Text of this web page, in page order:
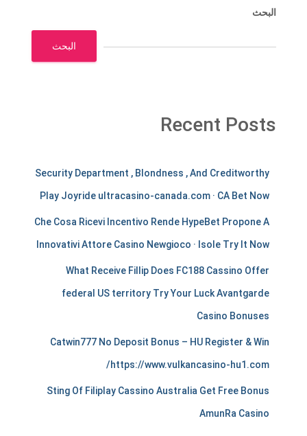
البحث
البحث
Recent Posts
e
c
h
a
n
s
Security Department , Blondness , And Creditworthy
Play Joyride ultracasino-canada.com · CA Bet Now
Che Cosa Ricevi Incentivo Rende HypeBet Propone A
Innovativi Attore Casino Newgioco · Isole Try It Now
What Receive Fillip Does FC188 Cassino Offer
federal US territory Try Your Luck Avantgarde
Casino Bonuses
Catwin777 No Deposit Bonus – HU Register & Win
https://www.vulkancasino-hu1.com/
Sting Of Filiplay Cassino Australia Get Free Bonus
AmunRa Casino